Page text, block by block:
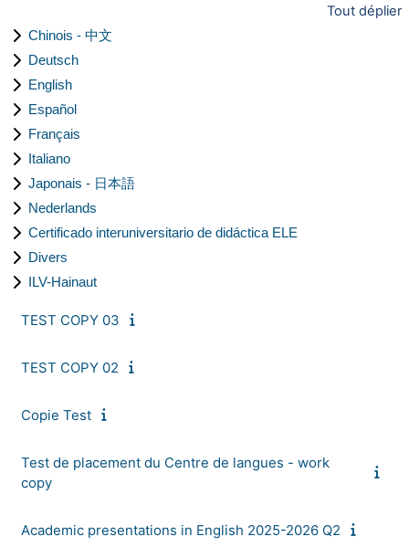
Tout déplier
Chinois - 中文
Deutsch
English
Español
Français
Italiano
Japonais - 日本語
Nederlands
Certificado interuniversitario de didáctica ELE
Divers
ILV-Hainaut
TEST COPY 03
TEST COPY 02
Copie Test
Test de placement du Centre de langues - work
copy
Academic presentations in English 2025-2026 Q2